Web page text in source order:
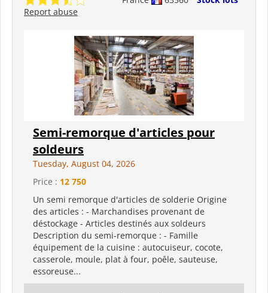
Report abuse
Semi-remorque d'articles pour
soldeurs
Tuesday, August 04, 2026
Price : 12 750
Un semi remorque d'articles de solderie Origine
des articles : - Marchandises provenant de
déstockage - Articles destinés aux soldeurs
Description du semi-remorque : - Famille
équipement de la cuisine : autocuiseur, cocote,
casserole, moule, plat à four, poêle, sauteuse,
essoreuse...